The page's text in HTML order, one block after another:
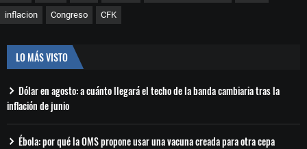
inflacion Congreso CFK
LO MÁS VISTO
Dólar en agosto: a cuánto llegará el techo de la banda cambiaria tras la
inflación de junio
Ébola: por qué la OMS propone usar una vacuna creada para otra cepa